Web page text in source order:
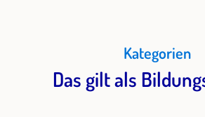
Kategorien
Das gilt als